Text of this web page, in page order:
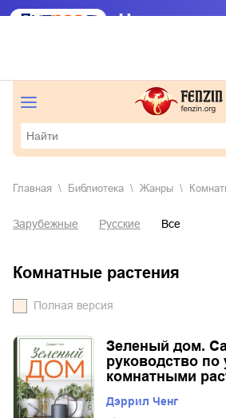
Главная Библиотека Жанры
Зарубежные Русские Все
комнатные растения
Полная версия
Зеленый дом.
руководство по
комнатными
Дэррил Ченг